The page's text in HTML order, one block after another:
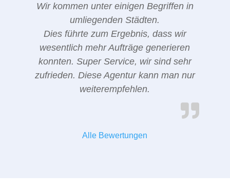
Wir kommen unter einigen Begriffen in
umliegenden Städten.
Dies führte zum Ergebnis, dass wir
wesentlich mehr Aufträge generieren
konnten. Super Service, wir sind sehr
zufrieden. Diese Agentur kann man nur
weiterempfehlen.
Alle Bewertungen